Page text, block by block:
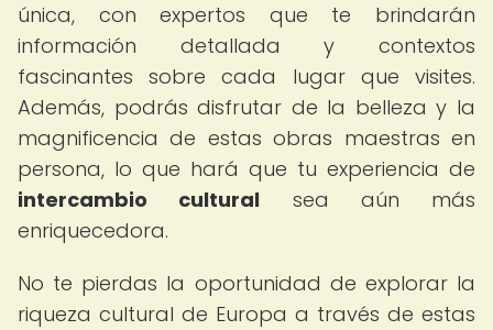
única, con expertos que te brindarán
información detallada y contextos
fascinantes sobre cada lugar que visites.
Además, podrás disfrutar de la belleza y la
magnificencia de estas obras maestras en
persona, lo que hará que tu experiencia de
intercambio cultural sea aún más
enriquecedora.
No te pierdas la oportunidad de explorar la
riqueza cultural de Europa a través de estas